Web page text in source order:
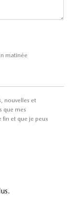
matinée
nouvelles et
que mes
fin et que je peux